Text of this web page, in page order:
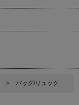
> バッグ/リュック